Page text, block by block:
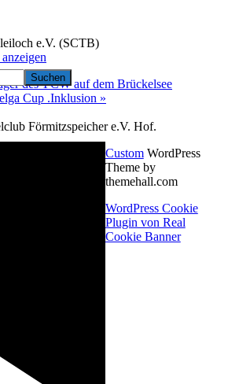
e.V. (SCTB)
des YCW auf dem Brückelsee
Cup .Inklusion »
Suchen
Förmitzspeicher e.V. Hof.
CustomWordPress
Theme by
themehall.com
WordPress Cookie
Plugin von Real
Cookie Banner